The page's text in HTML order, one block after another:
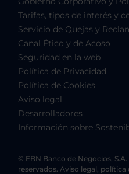
Tarifas, tipos de interés y
Servicio de Quejas y
Canal Ético y de Acoso
Seguridad en la web
Política de Privacidad
Política de Cookies
Aviso legal
Desarrolladores
Información sobre
© EBN Banco de Negocios,
reservados. Aviso legal,